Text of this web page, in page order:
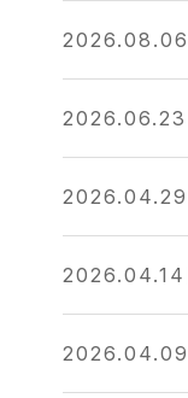
2026.08.06
2026.06.23
2026.04.29
2026.04.14
2026.04.09